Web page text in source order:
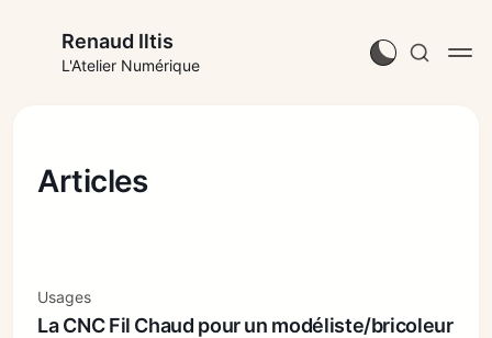
Renaud Iltis
L'Atelier Numérique
Articles
Usages
La CNC Fil Chaud pour un modéliste/bricoleur